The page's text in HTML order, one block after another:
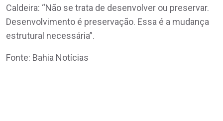
Caldeira: “Não se trata de desenvolver ou preservar.
Desenvolvimento é preservação. Essa é a mudança
estrutural necessária”.
Fonte: Bahia Notícias